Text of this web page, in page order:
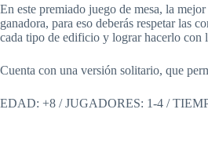
En este premiado juego de mesa, la
ganadora, para eso deberás respetar las
cada tipo de edificio y lograr hacerlo con
Cuenta con una versión solitario, que
EDAD: +8 / JUGADORES: 1-4 /